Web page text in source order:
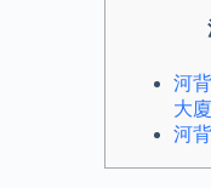
河
大廈
河